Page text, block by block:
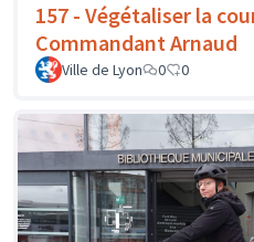
157 - Végétaliser la
Commandant Arnaud
Ville de Lyon 0 0